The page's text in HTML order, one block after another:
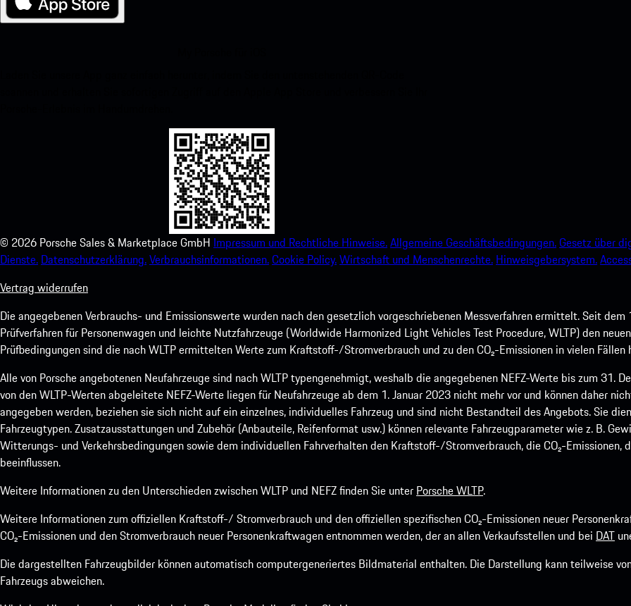
© 2026 Porsche Sales & Marketplace GmbH Impressum und Rechtliche Hinweise.Allgemeine Geschäftsbedingungen.Gesetz über
Dienste. Datenschutzerklärung.Verbrauchsinformationen.Cookie Policy.Wirtschaft und Menschenrechte. Hinweisgebersystem.
Vertrag widerrufen
Die angegebenen Verbrauchs- und Emissionswerte wurden nach den gesetzlich vorgeschriebenen Messverfahren ermittelt. Seit
Prüfverfahren für Personenwagen und leichte Nutzfahrzeuge (Worldwide Harmonized Light Vehicles Test Procedure, WLTP) den
Prüfbedingungen sind die nach WLTP ermittelten Werte zum Kraftstoff-/Stromverbrauch und zu den CO₂-Emissionen in vielen
Alle von Porsche angebotenen Neufahrzeuge sind nach WLTP typengenehmigt, weshalb die angegebenen NEFZ-Werte bis zum 31.
von den WLTP-Werten abgeleitete NEFZ-Werte liegen für Neufahrzeuge ab dem 1. Januar 2023 nicht mehr vor und können daher
angegeben werden, beziehen sie sich nicht auf ein einzelnes, individuelles Fahrzeug und sind nicht Bestandteil des Angebots. Sie
Fahrzeugtypen. Zusatzausstattungen und Zubehör (Anbauteile, Reifenformat usw.) können relevante Fahrzeugparameter wie z. B.
Witterungs- und Verkehrsbedingungen sowie dem individuellen Fahrverhalten den Kraftstoff-/Stromverbrauch, die CO₂-Emissionen,
beeinflussen.
Weitere Informationen zu den Unterschieden zwischen WLTP und NEFZ finden Sie unter Porsche WLTP.
Weitere Informationen zum offiziellen Kraftstoff-/ Stromverbrauch und den offiziellen spezifischen CO₂-Emissionen neuer
CO₂-Emissionen und den Stromverbrauch neuer Personenkraftwagen entnommen werden, der an allen Verkaufsstellen und bei DAT
Die dargestellten Fahrzeugbilder können automatisch computergeneriertes Bildmaterial enthalten. Die Darstellung kann teilweise
Fahrzeugs abweichen.